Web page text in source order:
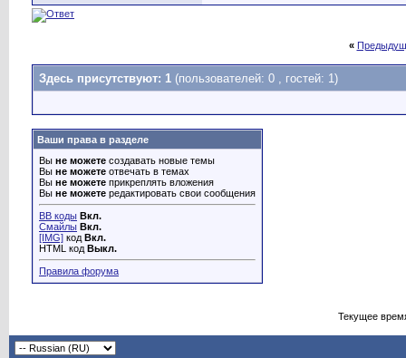
«
Здесь присутствуют: 1 (пользователей: 0 , гостей: 1)
Ваши права в разделе
Вы не можете создавать новые темы
Вы не можете отвечать в темах
Вы не можете прикреплять вложения
Вы не можете редактировать свои сообщения
BB коды Вкл.
Смайлы Вкл.
[IMG] код Вкл.
HTML код Выкл.
Правила форума
Текущее